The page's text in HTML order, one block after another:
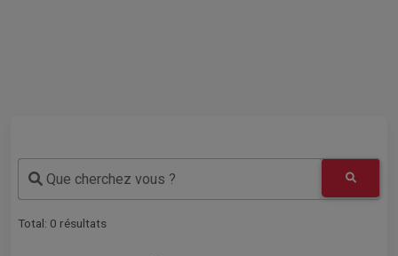
Que cherchez vous ?
Total: 0 résultats